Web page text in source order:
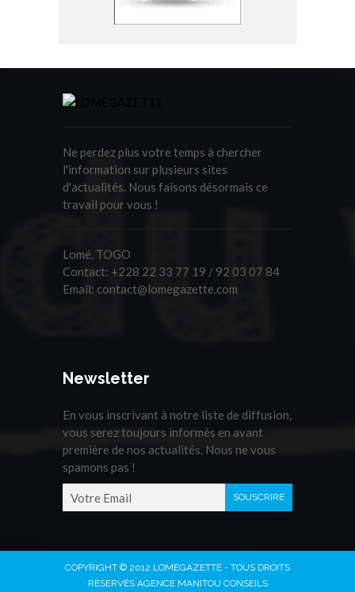
Ne perdez plus votre temps à chercher
l'information sur plusieurs sites
d'actualités. Nous faisons désormais ce
travail pour vous !
Lomé, TOGO
Contact: +228 22 33 77 19 / 92 03 07 84
Email: contact@lomegazette.com
Newsletter
En vous inscrivant à notre liste de diffusion,
vous serez toujours informés en avant
première de nos actualités. Nous ne vous
spamons pas !
COPYRIGHT © 2012 LOMEGAZETTE - TOUS DROITS
RÉSERVÉS AGENCE MANITOU CONSEILS